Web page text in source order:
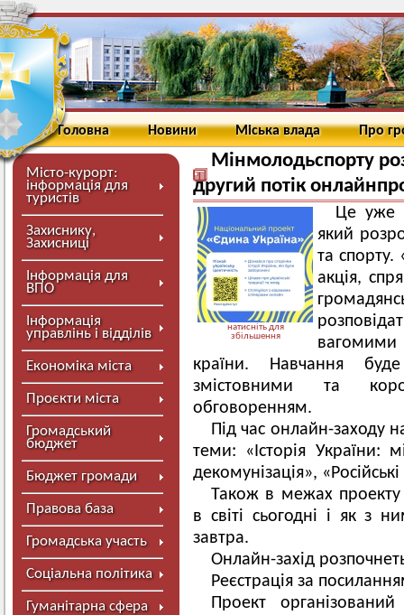
Головна Новини Міська влада Про
Місто-курорт:
інформація для
туристів
Захиснику,
Захисниці
Інформація для
ВПО
Інформація
управлінь і відділів
Економіка міста
Проєкти міста
Громадський
бюджет
Бюджет громади
Правова база
Громадська участь
Соціальна політика
Гуманітарна сфера
Мінмолодьспорту
другий потік
натисніть для
збільшення
Це уже
який
та спорту.
акція,
вагомими
країни. Навчання
змістовними та
обговоренням.
Під час онлайн-заходу
теми: «Історія України:
декомунізація»,
Також в межах проекту
в світі сьогодні і як з
завтра.
Онлайн-захід
Реєстрація за
Проект